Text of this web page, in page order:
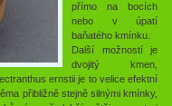
přímo na bocích
nebo v úpatí
baňatého kmínku.
Další možností je
dvojitý kmen,
ernstii je to velice efektní
přibližně stejně silnými kmínky,